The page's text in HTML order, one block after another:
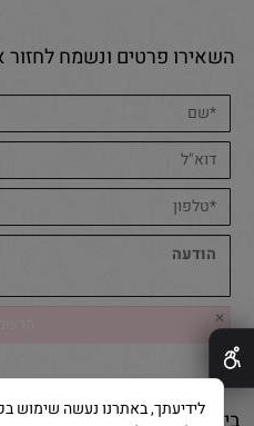
השאירו פרטים ונשמח לחזור
✕